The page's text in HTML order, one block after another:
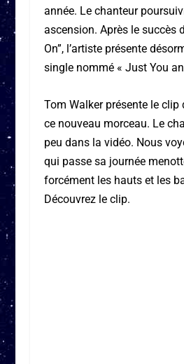
année. Le chanteur
ascension. Après le succès
On”, l’artiste présente
single nommé « Just You
Tom Walker présente le
ce nouveau morceau. Le
peu dans la vidéo. Nous
qui passe sa journée
forcément les hauts et les
Découvrez le clip.